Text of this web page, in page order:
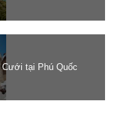
Cưới tại Phú Quốc